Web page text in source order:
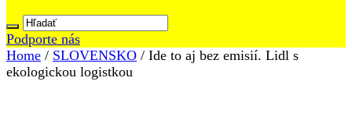
Podporte nás
Home / SLOVENSKO / Ide to aj bez emisií. Lidl s
ekologickou logistkou